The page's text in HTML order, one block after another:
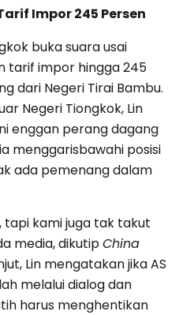
Impor 245 Persen
buka suara usai
tarif impor hingga 245
dari Negeri Tirai Bambu.
Negeri Tiongkok, Lin
enggan perang dagang
menggarisbawahi posisi
ada pemenang dalam
tapi kami juga tak takut
media, dikutipChina
Lin mengatakan jika AS
melalui dialog dan
harus menghentikan